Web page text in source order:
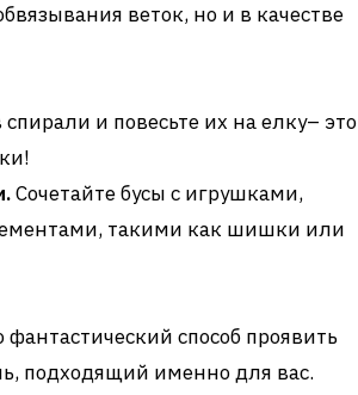
веток, но и в качестве
спирали и повесьте их на елку– это
Сочетайте бусы с игрушками,
такими как шишки или
способ проявить
подходящий именно для вас.